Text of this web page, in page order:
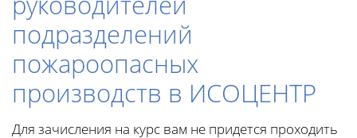
подразделений
пожароопасных
производств в ИСОЦЕНТР
Для зачисления на курс вам не придется проходить